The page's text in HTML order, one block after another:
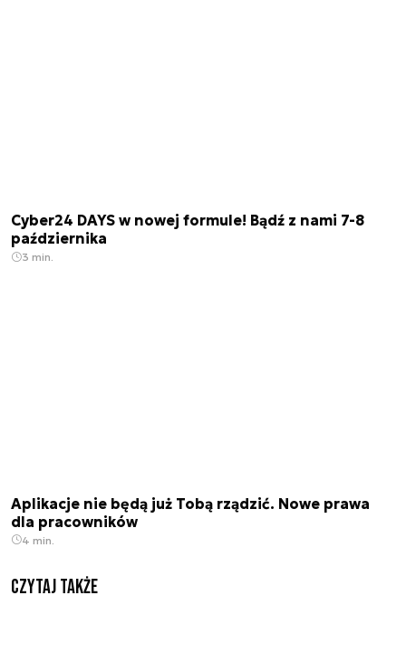
Cyber24 DAYS w nowej formule! Bądź z nami 7-8
października
3 min.
Aplikacje nie będą już Tobą rządzić. Nowe prawa
dla pracowników
4 min.
Czytaj także